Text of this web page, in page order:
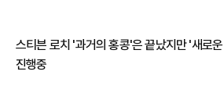
스티븐 로치 '과거의 홍콩'은 끝났지만 '새로
진행중